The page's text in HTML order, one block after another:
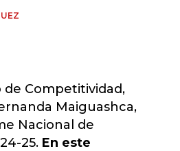
de Competitividad,
Maiguashca,
Nacional de
25. En este